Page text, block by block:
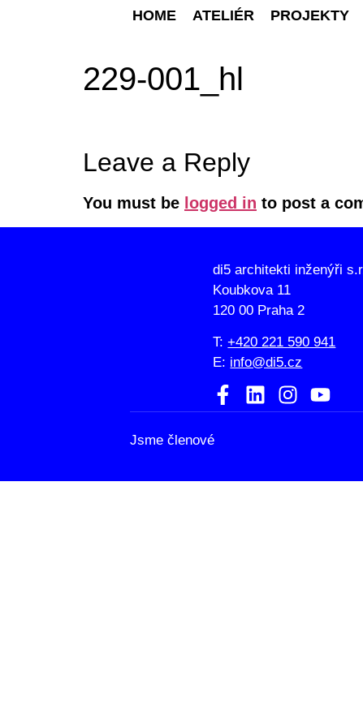
HOME ATELIÉR PROJEKTY
229-001_hl
Leave a Reply
You must be logged in to post a
di5 architekti inženýři
Koubkova 11
120 00 Praha 2
T:+420 221 590 941
E: info@di5.cz
Jsme členové